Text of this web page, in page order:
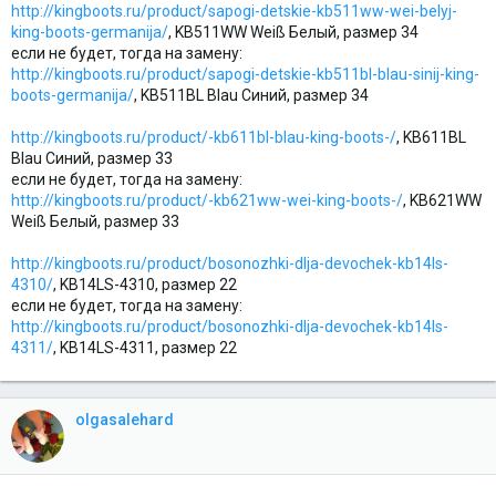
http://kingboots.ru/product/sapogi-detskie-kb511ww-wei-belyj-
king-boots-germanija/, KB511WW Weiß Белый, размер 34
если не будет, тогда на замену:
http://kingboots.ru/product/sapogi-detskie-kb511bl-blau-sinij-king-
boots-germanija/, KB511BL Blau Синий, размер 34
http://kingboots.ru/product/-kb611bl-blau-king-boots-/, KB611BL
Blau Синий, размер 33
если не будет, тогда на замену:
http://kingboots.ru/product/-kb621ww-wei-king-boots-/, KB621WW
Weiß Белый, размер 33
http://kingboots.ru/product/bosonozhki-dlja-devochek-kb14ls-
4310/, KB14LS-4310, размер 22
если не будет, тогда на замену:
http://kingboots.ru/product/bosonozhki-dlja-devochek-kb14ls-
4311/, KB14LS-4311, размер 22
olgasalehard